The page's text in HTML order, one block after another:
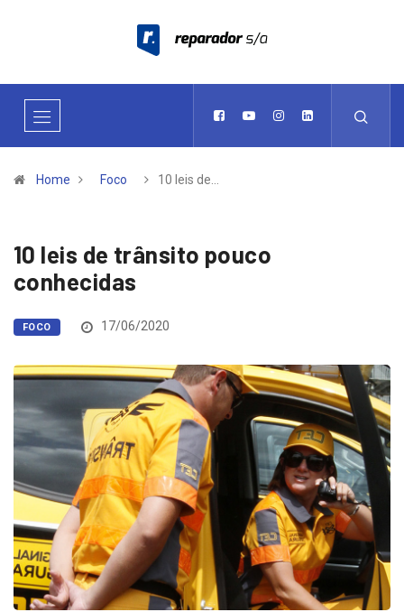
Home Foco 10 leis de…
10 leis de trânsito pouco
conhecidas
FOCO 17/06/2020